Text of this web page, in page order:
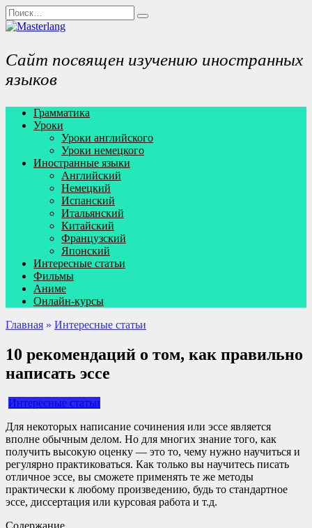
Перейти
к
содержанию
Search
for:
Сайт посвящен изучению иностранных
языков
Грамматика
Уроки
Уроки английского
Уроки немецкого
Иностранные языки
Английский
Немецкий
Испанский
Итальянский
Китайский
Французский
Японский
Интересные статьи
Фильмы
Аниме
Онлайн-курсы
Главная » Интересные статьи
10 рекомендаций о том, как правильно
написать эссе
Интересные статьи
Для некоторых написание сочинения или эссе является
вполне обычным делом. Но для многих знание того, как
получить высокую оценку — это то, чему нужно научиться и
регулярно практиковаться. Как только вы научитесь писать
отличное эссе, вы сможете применять те же методы
практически к любому произведению, будь то стандартное
эссе, диссертация или курсовая работа и т.д.
Содержание